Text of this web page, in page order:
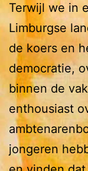
Terwijl we in
Limburgse
de koers en
democratie,
binnen de
enthousiast
jongeren